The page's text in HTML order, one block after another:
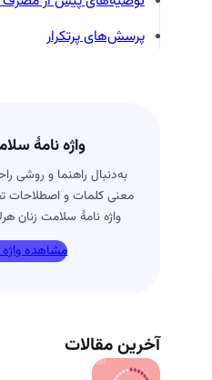
پرسش‌های پرتکرار
واژه نامۀ
به‌دنبال راهنما و روشی
معنی کلمات و
واژه نامۀ سلامت
مشاهده واژه
آخرین مقالات